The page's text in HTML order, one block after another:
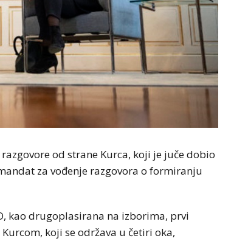
od strane Kurca, koji je juče dobio
za vođenje razgovora o formiranju
kao drugoplasirana na izborima, prvi
koji se održava u četiri oka,